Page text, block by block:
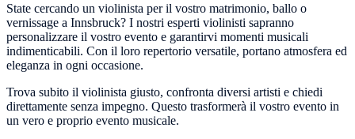
State cercando un violinista per il vostro matrimonio, ballo o
vernissage a Innsbruck? I nostri esperti violinisti sapranno
personalizzare il vostro evento e garantirvi momenti musicali
indimenticabili. Con il loro repertorio versatile, portano atmosfera ed
eleganza in ogni occasione.
Trova subito il violinista giusto, confronta diversi artisti e chiedi
direttamente senza impegno. Questo trasformerà il vostro evento in
un vero e proprio evento musicale.